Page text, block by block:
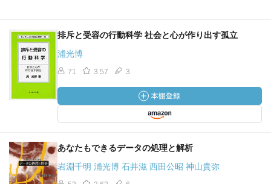
排斥と受容の行動科学 社会と心が作り出す孤立
浦光博
71 3.57 3
あなたもできるデータの処理と解析
岩淵千明 浦光博 石井滋 西田公昭 神山貴弥